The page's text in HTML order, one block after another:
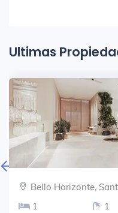
Ultimas
Bello Horizonte,
1
1